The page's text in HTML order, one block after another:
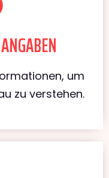
um
zu verstehen.